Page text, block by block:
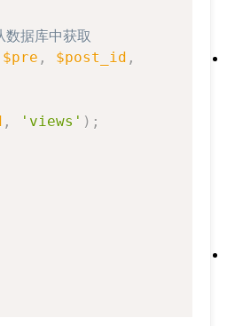
据库中获取
$pre , $post_id ,
, 'views' ) ;